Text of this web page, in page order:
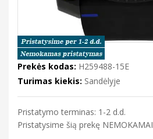
Prekės kodas: H259488-15E
Turimas kiekis: Sandėlyje
Pristatymo terminas: 1-2 d.d.
Pristatysime šią prekę NEMOKAMAI